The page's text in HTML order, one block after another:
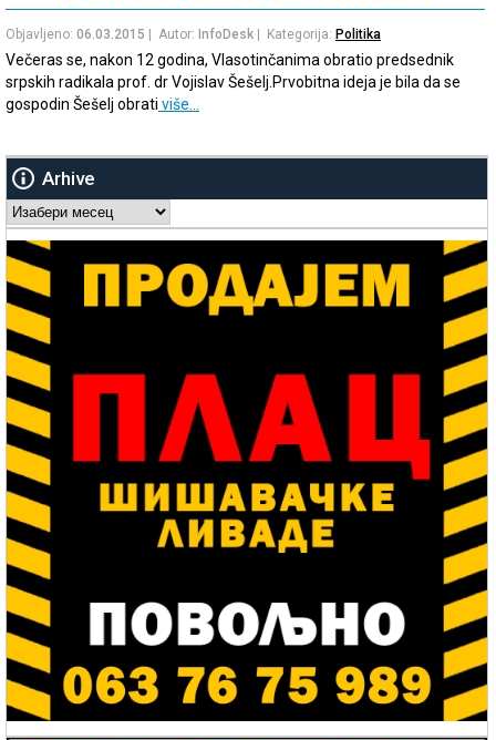
Objavljeno: 06.03.2015 | Autor: InfoDesk | Kategorija: Politika
Večeras se, nakon 12 godina, Vlasotinčanima obratio predsednik
srpskih radikala prof. dr Vojislav Šešelj.Prvobitna ideja je bila da se
gospodin Šešelj obrati više…
Arhive
Arhive